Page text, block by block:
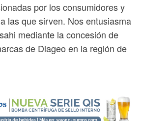
por los consumidores y
las que sirven. Nos entusiasma
mediante la concesión de
de Diageo en la región de